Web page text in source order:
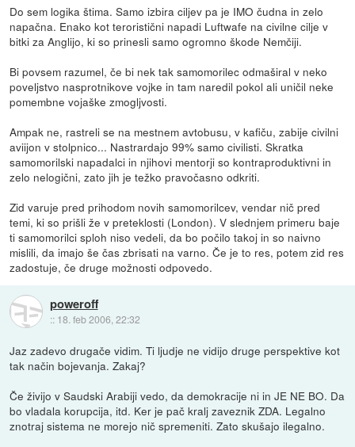
Do sem logika štima. Samo izbira ciljev pa je IMO čudna in zelo
napačna. Enako kot teroristični napadi Luftwafe na civilne cilje v
bitki za Anglijo, ki so prinesli samo ogromno škode Nemčiji.
Bi povsem razumel, če bi nek tak samomorilec odmaširal v neko
poveljstvo nasprotnikove vojke in tam naredil pokol ali uničil neke
pomembne vojaške zmogljvosti.
Ampak ne, rastreli se na mestnem avtobusu, v kafiču, zabije civilni
aviijon v stolpnico... Nastrardajo 99% samo civilisti. Skratka
samomorilski napadalci in njihovi mentorji so kontraproduktivni in
zelo nelogični, zato jih je težko pravočasno odkriti.
Zid varuje pred prihodom novih samomorilcev, vendar nič pred
temi, ki so prišli že v preteklosti (London). V slednjem primeru baje
ti samomorilci sploh niso vedeli, da bo počilo takoj in so naivno
mislili, da imajo še čas zbrisati na varno. Če je to res, potem zid res
zadostuje, če druge možnosti odpovedo.
poweroff
:: 18. feb 2006, 22:32
Jaz zadevo drugače vidim. Ti ljudje ne vidijo druge perspektive kot
tak način bojevanja. Zakaj?
Če živijo v Saudski Arabiji vedo, da demokracije ni in JE NE BO. Da
bo vladala korupcija, itd. Ker je pač kralj zaveznik ZDA. Legalno
znotraj sistema ne morejo nič spremeniti. Zato skušajo ilegalno.